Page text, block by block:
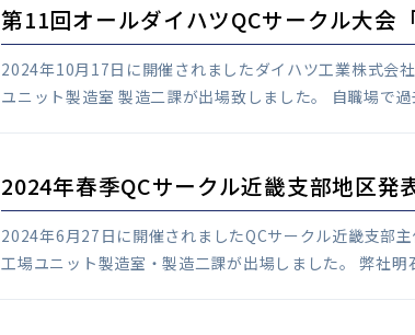
第11回オールダイハツQCサークル大会
2024年10月17日に開催されましたダイハツ工業株式会
ユニット製造室 製造二課が出場致しました。 自職場で
2024年春季QCサークル近畿支部地区
2024年6月27日に開催されましたQCサークル近畿支
工場ユニット製造室・製造二課が出場しました。 弊社